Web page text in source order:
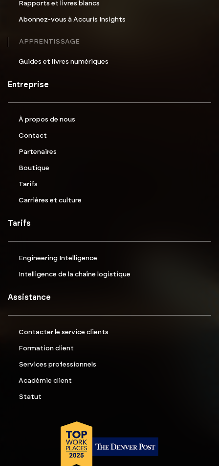
Rapports et livres blancs
Abonnez-vous à Accuris Insights
APPRENTISSAGE
Guides et livres numériques
Entreprise
À propos de nous
Contact
Partenaires
Boutique
Tarifs
Carrières et culture
Tarifs
Engineering Intelligence
Intelligence de la chaîne logistique
Assistance
Contacter le service clients
Formation client
Services professionnels
Académie client
Statut